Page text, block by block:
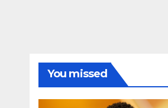
You missed